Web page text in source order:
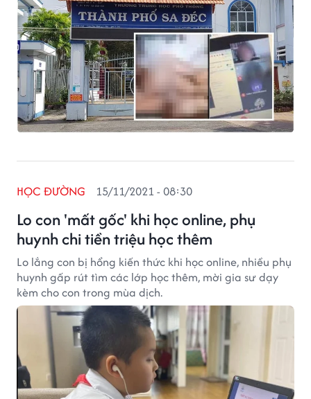
Lo con 'mất gốc' khi học online, phụ
huynh chi tiền triệu học thêm
HỌC ĐƯỜNG 15/11/2021 - 08:30
Lo lắng con bị hổng kiến thức khi học online, nhiều phụ
huynh gấp rút tìm các lớp học thêm, mời gia sư dạy
kèm cho con trong mùa dịch.